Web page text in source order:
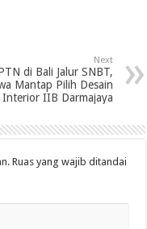
Next
di Bali Jalur SNBT,
Mantap Pilih Desain
Interior IIB Darmajaya
Ruas yang wajib ditandai